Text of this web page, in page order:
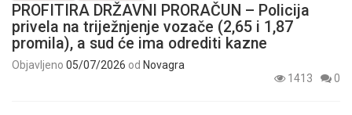
PROFITIRA DRŽAVNI PRORAČUN – Policija
privela na triježnjenje vozače (2,65 i 1,87
promila), a sud će ima odrediti kazne
Objavljeno 05/07/2026 od Novagra
1413
0